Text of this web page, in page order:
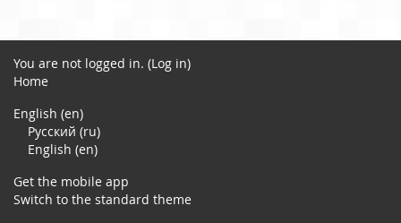
You are not logged in. (Log in)
Home
English ‎(en)‎
Русский ‎(ru)‎
English ‎(en)‎
Get the mobile app
Switch to the standard theme